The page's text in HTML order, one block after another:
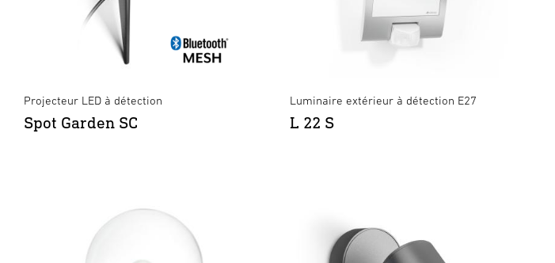
Projecteur LED à détection
Spot Garden SC
Luminaire extérieur à détection E27
L 22 S